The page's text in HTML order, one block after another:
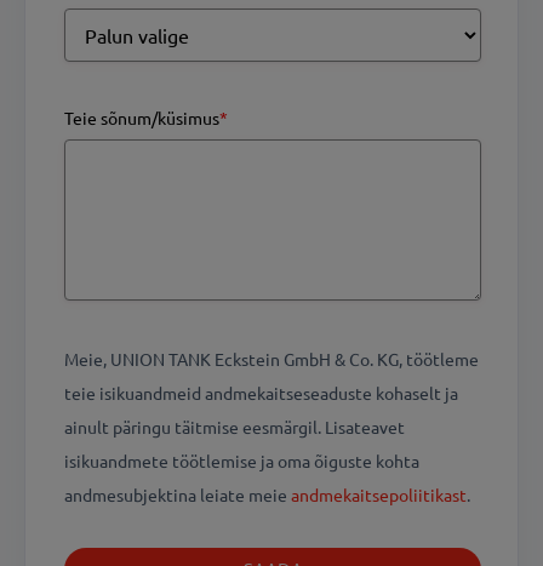
Teie sõnum/küsimus*
Meie, UNION TANK Eckstein GmbH & Co. KG, töötleme
teie isikuandmeid andmekaitseseaduste kohaselt ja
ainult päringu täitmise eesmärgil. Lisateavet
isikuandmete töötlemise ja oma õiguste kohta
andmesubjektina leiate meie andmekaitsepoliitikast